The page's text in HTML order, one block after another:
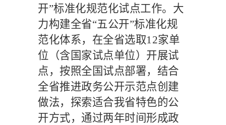
开”标准化规范化试点工作。大
力构建全省“五公开”标准化规
范化体系，在全省选取12家单
位（含国家试点单位）开展试
点，按照全国试点部署，结合
全省推进政务公开示范点创建
做法，探索适合我省特色的公
开方式，通过两年时间形成政